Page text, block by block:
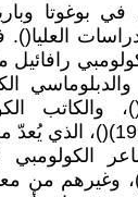
بوغوتا
العليا().
(1905-1969)()،
أرسينييغاس (1900-
بوغوتا، 1976)()،